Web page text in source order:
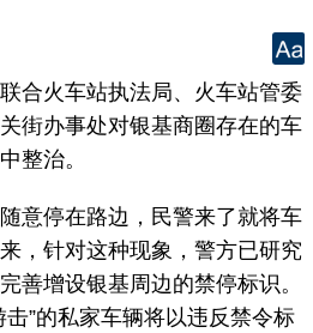
火车站执法局、火车站管委
街办事处对银基商圈存在的车
整治。
停在路边，民警来了就将车
，针对这种现象，警方已研究
善增设银基周边的禁停标识。
”的私家车辆将以违反禁令标